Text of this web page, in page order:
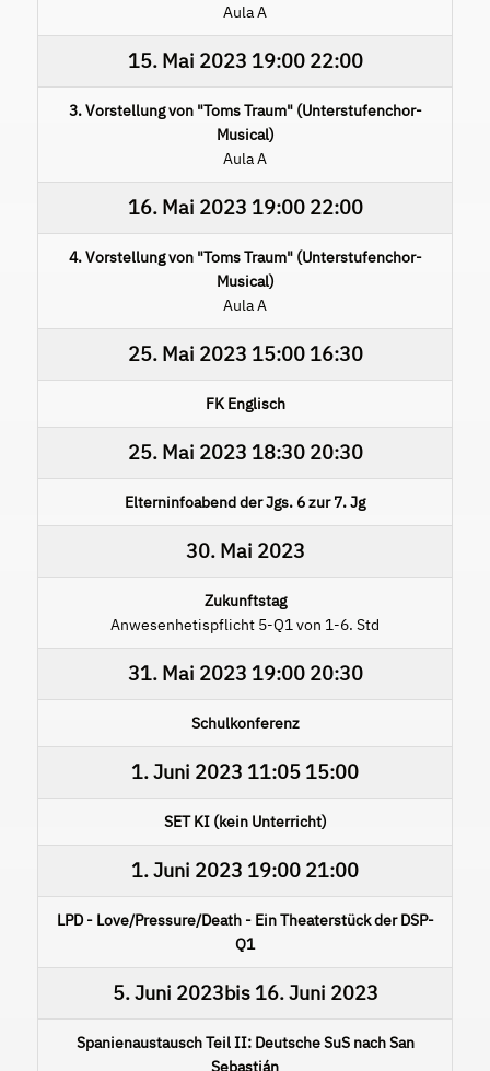
Aula A
15. Mai 2023 19:00 22:00
3. Vorstellung von "Toms Traum" (Unterstufenchor-
Musical)
Aula A
16. Mai 2023 19:00 22:00
4. Vorstellung von "Toms Traum" (Unterstufenchor-
Musical)
Aula A
25. Mai 2023 15:00 16:30
FK Englisch
25. Mai 2023 18:30 20:30
Elterninfoabend der Jgs. 6 zur 7. Jg
30. Mai 2023
Zukunftstag
Anwesenhetispflicht 5-Q1 von 1-6. Std
31. Mai 2023 19:00 20:30
Schulkonferenz
1. Juni 2023 11:05 15:00
SET KI (kein Unterricht)
1. Juni 2023 19:00 21:00
LPD - Love/Pressure/Death - Ein Theaterstück der DSP-
Q1
5. Juni 2023bis 16. Juni 2023
Spanienaustausch Teil II: Deutsche SuS nach San
Sebastián